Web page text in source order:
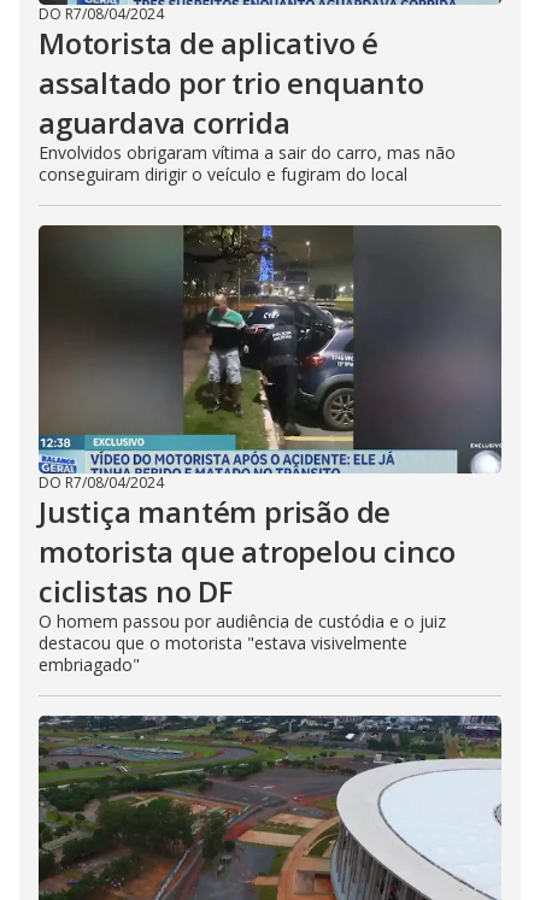
DO R7/08/04/2024
Motorista de aplicativo é
assaltado por trio enquanto
aguardava corrida
Envolvidos obrigaram vítima a sair do carro, mas não
conseguiram dirigir o veículo e fugiram do local
DO R7/08/04/2024
Justiça mantém prisão de
motorista que atropelou cinco
ciclistas no DF
O homem passou por audiência de custódia e o juiz
destacou que o motorista "estava visivelmente
embriagado"